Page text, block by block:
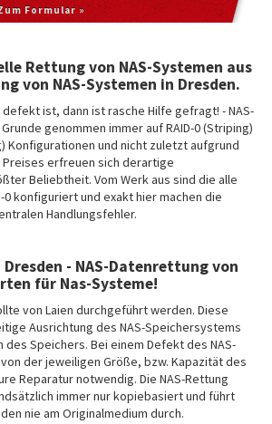
Formular »
Rettung von NAS-Systemen aus
von NAS-Systemen in Dresden.
defekt ist, dann ist rasche Hilfe gefragt! - NAS-
genommen immer auf RAID-0 (Striping)
Konfigurationen und nicht zuletzt aufgrund
erfreuen sich derartige
Beliebtheit. Vom Werk aus sind die alle
0 konfiguriert und exakt hier machen die
Handlungsfehler.
- NAS-Datenrettung von
für Nas-Systeme!
von Laien durchgeführt werden. Diese
Ausrichtung des NAS-Speichersystems
Speichers. Bei einem Defekt des NAS-
der jeweiligen Größe, bzw. Kapazität des
Reparatur notwendig. Die NAS-Rettung
immer nur kopiebasiert und führt
nie am Originalmedium durch.